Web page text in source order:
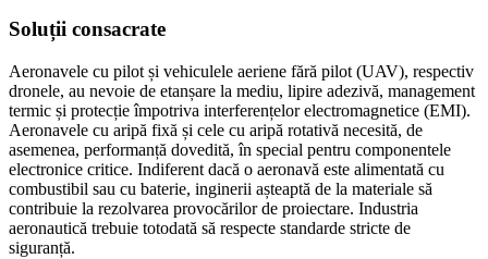
Soluții consacrate
Aeronavele cu pilot și vehiculele aeriene fără pilot (UAV), respectiv
dronele, au nevoie de etanșare la mediu, lipire adezivă, management
termic și protecție împotriva interferențelor electromagnetice (EMI).
Aeronavele cu aripă fixă și cele cu aripă rotativă necesită, de
asemenea, performanță dovedită, în special pentru componentele
electronice critice. Indiferent dacă o aeronavă este alimentată cu
combustibil sau cu baterie, inginerii așteaptă de la materiale să
contribuie la rezolvarea provocărilor de proiectare. Industria
aeronautică trebuie totodată să respecte standarde stricte de
siguranță.